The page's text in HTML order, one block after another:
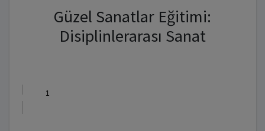
Güzel Sanatlar Eğitimi:
Disiplinlerarası Sanat